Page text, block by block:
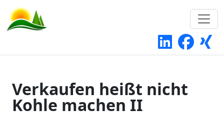
Verkaufen heißt nicht
Kohle machen II